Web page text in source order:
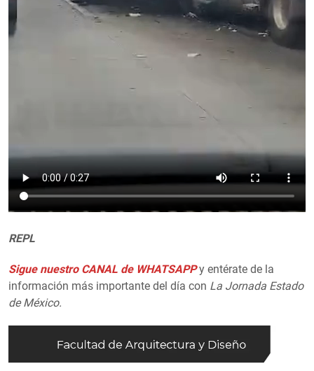
REPL
Sigue nuestro CANAL de WHATSAPP y entérate de la
información más importante del día con La Jornada Estado
de México.